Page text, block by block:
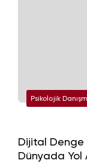
Psikolojik
Dijital Denge
Dünyada Yol